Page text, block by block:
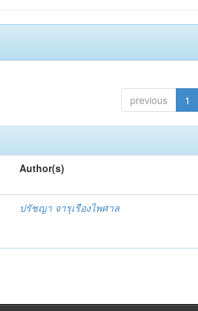
previous 1
Author(s)
ปรัชญา จารุเรืองไพศาล